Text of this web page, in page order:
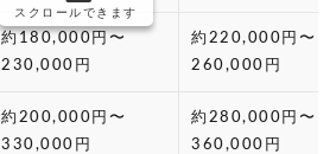
約180,000円〜
230,000円
約220,000円〜
260,000円
約200,000円〜
330,000円
約280,000円〜
360,000円
スクロールできます